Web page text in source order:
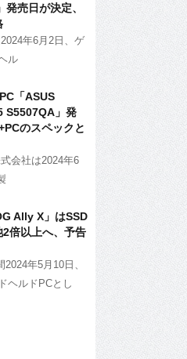
発売日が決定、
年6月2日、ゲ
ル
「ASUS
S5507QA」発
のスペックと
会社は2024年6
Ally X」はSSD
倍以上へ、予告
年5月10日、
ヘルドPCとし